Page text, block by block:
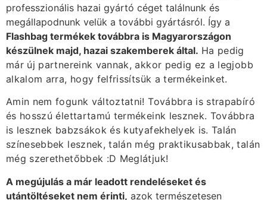
professzionális hazai gyártó céget találnunk és
megállapodnunk velük a további gyártásról. Így a
Flashbag termékek továbbra is Magyarországon
készülnek majd, hazai szakemberek által. Ha pedig
már új partnereink vannak, akkor pedig ez a legjobb
alkalom arra, hogy felfrissítsük a termékeinket.
Amin nem fogunk változtatni! Továbbra is strapabíró
és hosszú élettartamú termékeink lesznek. Továbbra
is lesznek babzsákok és kutyafekhelyek is. Talán
színesebbek lesznek, talán még praktikusabbak, talán
még szerethetőbbek :D Meglátjuk!
A megújulás a már leadott rendeléseket és
utántöltéseket nem érinti, azok természetesen